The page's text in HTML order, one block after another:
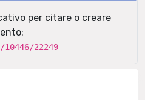
per citare o creare
22249